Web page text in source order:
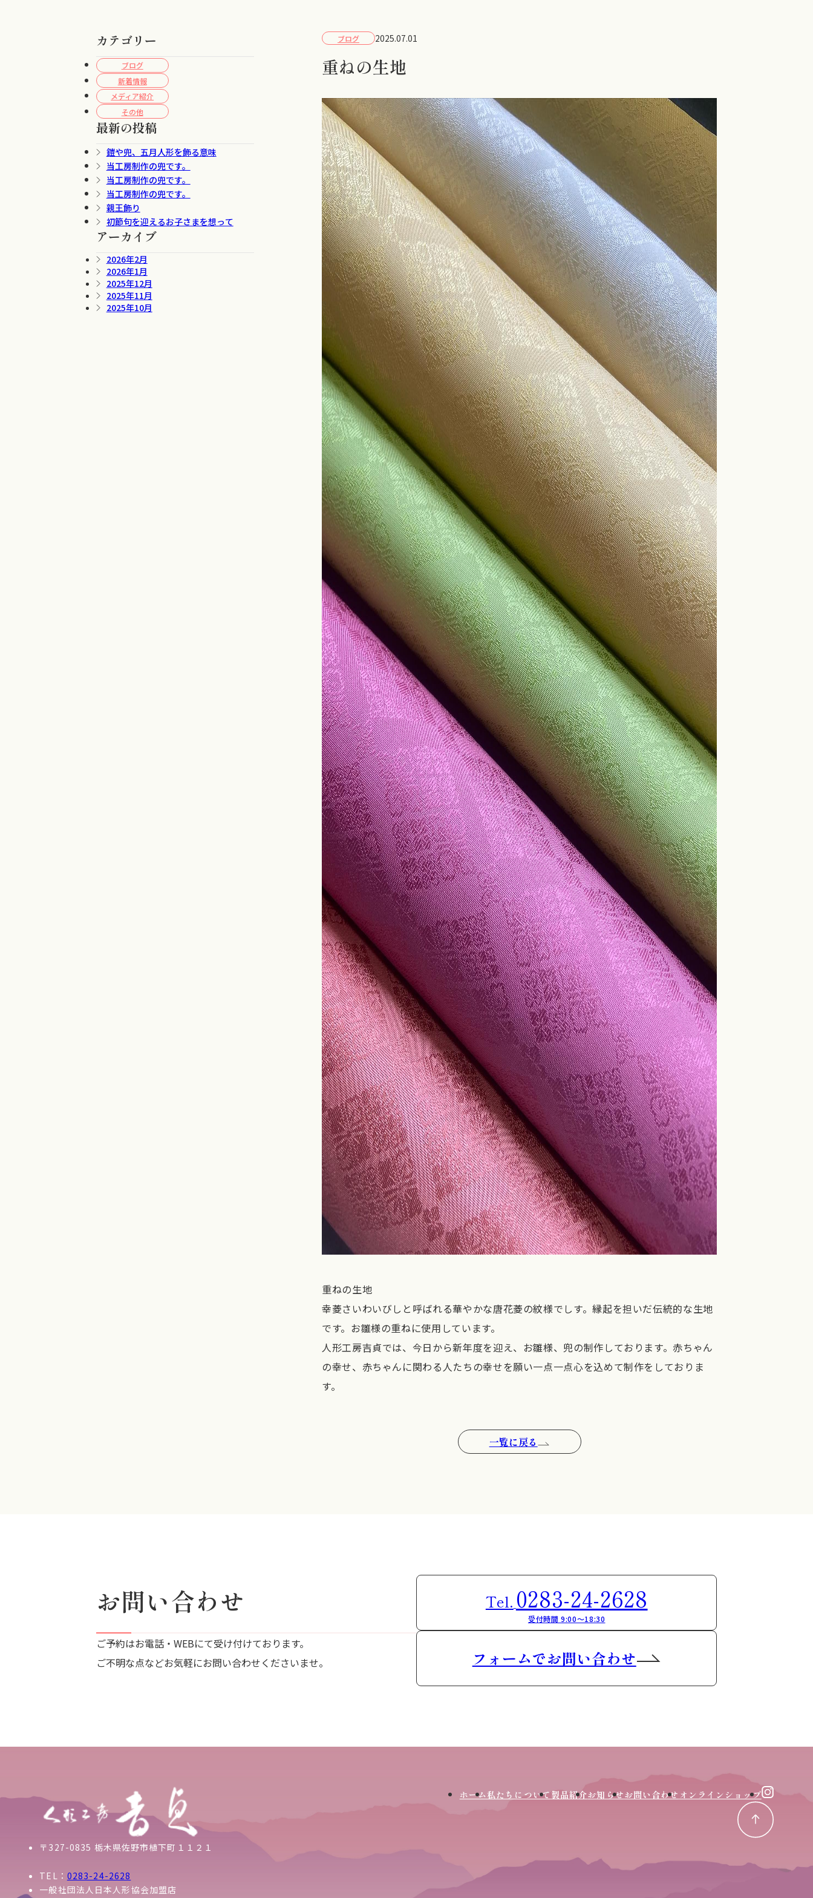
カテゴリー
ブログ
新着情報
メディア紹介
その他
最新の投稿
鎧や兜、五月人形を飾る意味
当工房制作の兜です。
当工房制作の兜です。
当工房制作の兜です。
親王飾り
初節句を迎えるお子さまを想って
アーカイブ
2026年2月
2026年1月
2025年12月
2025年11月
2025年10月
ブログ 2025.07.01
重ねの生地
重ねの生地
幸菱さいわいびしと呼ばれる華やかな唐花菱の紋様でしす。縁起を担いだ伝統的な生地
です。お雛様の重ねに使用しています。
人形工房吉貞では、今日から新年度を迎え、お雛様、兜の制作しております。赤ちゃん
の幸せ、赤ちゃんに関わる人たちの幸せを願い一点一点心を込めて制作をしておりま
す。
一覧に戻る
お問い合わせ
ご予約はお電話・WEBにて受け付けております。
ご不明な点などお気軽にお問い合わせくださいませ。
Tel. 0283-24-2628
受付時間 9:00～18:30
フォームでお問い合わせ
〒327-0835 栃木県佐野市植下町１１２１
TEL： 0283-24-2628
一般社団法人日本人形協会加盟店
ホーム私たちについて 製品紹介お知らせお問い合わせ オンラインショップ